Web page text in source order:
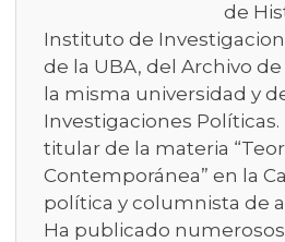
de
Instituto de
de la UBA, del Archivo
la misma universidad y
Investigaciones Políticas.
titular de la materia
Contemporánea” en la
política y columnista de
Ha publicado